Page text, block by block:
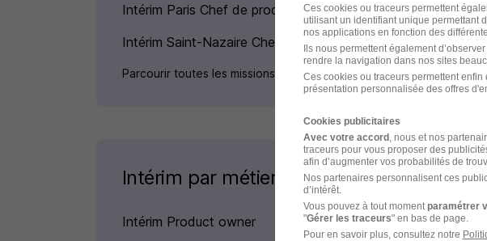
Intérim Paris Chef de produit Intérim
Intérim Saint-Nazaire Chef de produit
Parcourir toutes les missions d'intérim de Chef de produit
Intérim par métiers similaires
Intérim Product owner Intérim
Ces cookies ou traceurs permettent
utilisant un identifiant unique permettant
nos applications en fonction des
Ils nous permettent également
rendre la navigation dans nos sites
Ces cookies ou traceurs permettent
présentation personnalisée des offres
Cookies publicitaires
Avec votre accord , nous et nos
traceurs pour vous proposer des
afin d’augmenter vos probabilités de
Nos partenaires personnalisent ces
d’intérêt.
Vous pouvez à tout momentparamétrer
"Gérer les traceurs" en bas de page.
Pour en savoir plus, consultez notre